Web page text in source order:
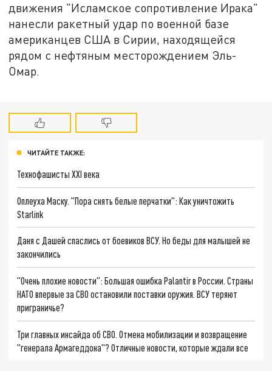
движения "Исламское сопротивление Ирака"
нанесли ракетный удар по военной базе
американцев США в Сирии, находящейся
рядом с нефтяным месторождением Эль-
Омар.
ЧИТАЙТЕ ТАКЖЕ:
Технофашисты XXI века
Оплеуха Маску. "Пора снять белые перчатки": Как уничтожить
Starlink
Даня с Дашей спаслись от боевиков ВСУ. Но беды для малышей не
закончились
"Очень плохие новости": Большая ошибка Palantir в России. Страны
НАТО впервые за СВО остановили поставки оружия. ВСУ теряют
приграничье?
Три главных инсайда об СВО. Отмена мобилизации и возвращение
"генерала Армагеддона"? Отличные новости, которые ждали все